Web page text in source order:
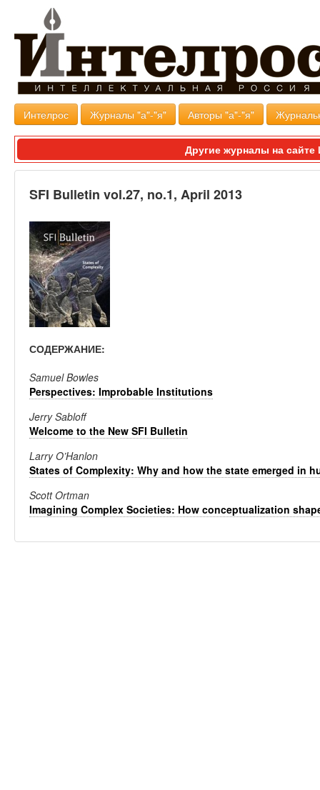
Интелрос Журналы "а"-"я" Авторы "а"-"я"
Другие журналы на
SFI Bulletin vol.27, no.1, April 2013
СОДЕРЖАНИЕ:
Samuel Bowles
Perspectives: Improbable Institutions
Jerry Sabloff
Welcome to the New SFI Bulletin
Larry O’Hanlon
States of Complexity: Why and how the state emerged in
Scott Ortman
Imagining Complex Societies: How conceptualization